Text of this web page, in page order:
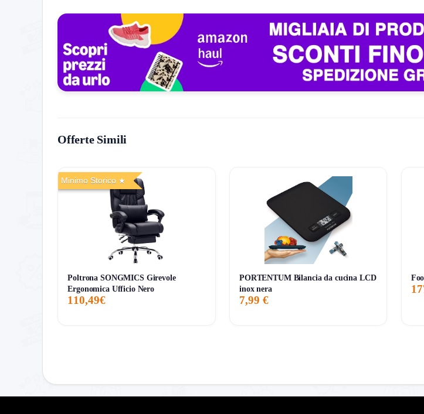
Cosa ne pensa chi l’ha provato
Gli utenti apprezzano molto la comodità del F1 Pro. La possibilità di controllare tutto
loro gatto sembri più felice e meno ansioso, grazie alla regolarità dei pasti e alla
difficoltà iniziale con la configurazione della connessione WiFi, ma una volta
sono generalmente positive, con una menzione speciale per la ciotola in acciaio inox,
ATTUALE MINIMO MASSIMO
30G Tutto
Offerte Simili
Minimo Storico
Poltrona SONGMICS Girevole
Ergonomica Ufficio Nero
110,49€
PORTENTUM Bilancia da cucina LCD
inox nera
7,99 €